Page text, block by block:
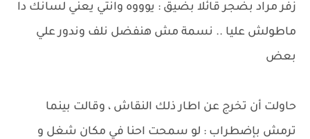
زفر مراد بضجر قائلا بضيق : يوووه وانتي يعني لسانك دا
ماطولش عليا .. نسمة مش هنفضل نلف وندور علي
بعض
حاولت أن تخرج عن اطار ذلك النقاش ، وقالت بينما
ترمش بإضطراب : لو سمحت احنا في مكان شغل و